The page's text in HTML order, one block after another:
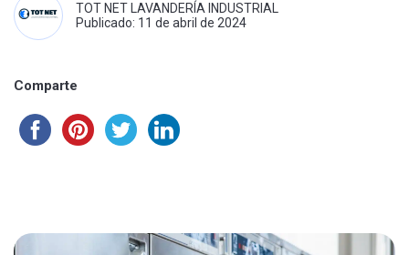
TOT NET LAVANDERÍA INDUSTRIAL
Publicado: 11 de abril de 2024
Comparte